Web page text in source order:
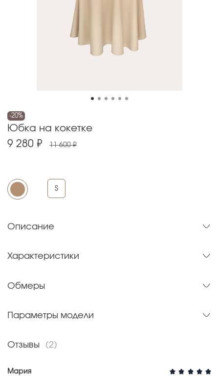
-20%
Юбка на кокетке
9 280 ₽ 11 600 ₽
S
Описание
Характеристики
Обмеры
Параметры модели
Отзывы (2)
Мария